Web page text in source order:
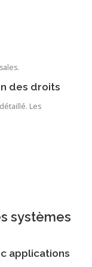
des droits
Les
systèmes
applications